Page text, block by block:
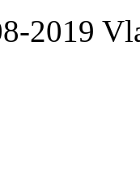
2019